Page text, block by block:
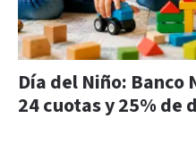
Día del Niño: Banco
24 cuotas y 25% de